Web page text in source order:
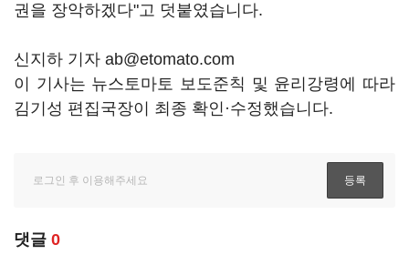
권을 장악하겠다"고 덧붙였습니다.
신지하 기자 ab@etomato.com
이 기사는 뉴스토마토 보도준칙 및 윤리강령에 따라
김기성 편집국장이 최종 확인·수정했습니다.
댓글 0